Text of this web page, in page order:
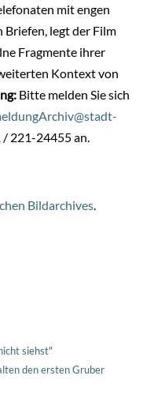
mit engen
legt der Film
Fragmente ihrer
Kontext von
Bitte melden Sie sich
221-24455 an.
Bildarchives
siehst"
den ersten Gruber